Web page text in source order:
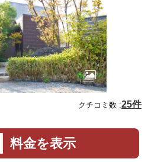
クチコミ数 :25件
料金を表示